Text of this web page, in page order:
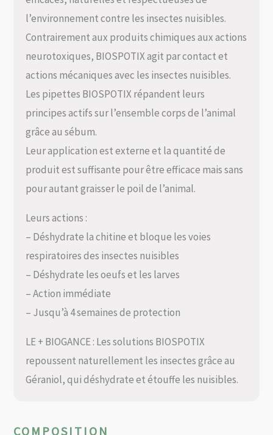
l’environnement contre les insectes nuisibles.
Contrairement aux produits chimiques aux actions
neurotoxiques, BIOSPOTIX agit par contact et
actions mécaniques avec les insectes nuisibles.
Les pipettes BIOSPOTIX répandent leurs
principes actifs sur l’ensemble corps de l’animal
grâce au sébum.
Leur application est externe et la quantité de
produit est suffisante pour être efficace mais sans
pour autant graisser le poil de l’animal.
Leurs actions :
– Déshydrate la chitine et bloque les voies
respiratoires des insectes nuisibles
– Déshydrate les oeufs et les larves
– Action immédiate
– Jusqu’à 4 semaines de protection
LE + BIOGANCE : Les solutions BIOSPOTIX
repoussent naturellement les insectes grâce au
Géraniol, qui déshydrate et étouffe les nuisibles.
COMPOSITION